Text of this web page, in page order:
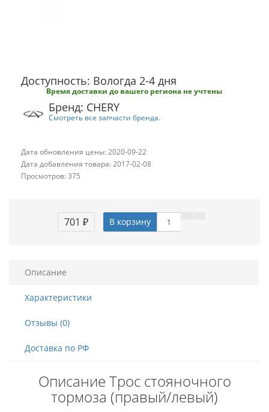
Доступность: Вологда 2-4 дня
Время доставки до вашего региона не учтены
Бренд: CHERY
Смотреть все запчасти бренда.
Дата обновления цены: 2020-09-22
Дата добавления товара: 2017-02-08
Просмотров: 375
701 ₽ В корзину
Описание
Характеристики
Отзывы (0)
Доставка по РФ
Описание Трос стояночного
тормоза (правый/левый)